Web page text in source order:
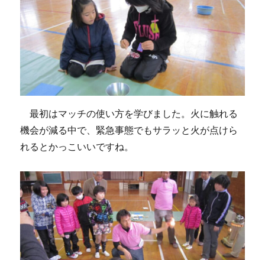
最初はマッチの使い方を学びました。火に触れる
機会が減る中で、緊急事態でもサラッと火が点けら
れるとかっこいいですね。